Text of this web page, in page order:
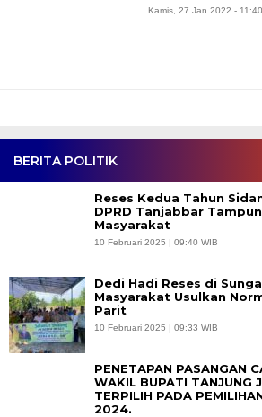
BERITA POLITIK
Reses Kedua Tahun
DPRD Tanjabbar
Masyarakat
10 Februari 2025 | 09:40 WIB
Dedi Hadi Reses di
Masyarakat Usulkan
Parit
10 Februari 2025 | 09:33 WIB
PENETAPAN PASANGAN
WAKIL BUPATI TANJUNG
TERPILIH PADA
2024.
Kamis, 27 Jan 2022 -